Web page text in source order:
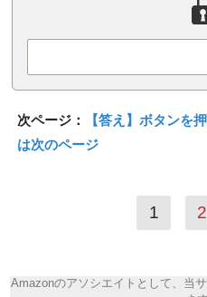
次ページ：
【答え】ボタンを
は次のページ
1 2
Amazonのアソシエイトとして、当